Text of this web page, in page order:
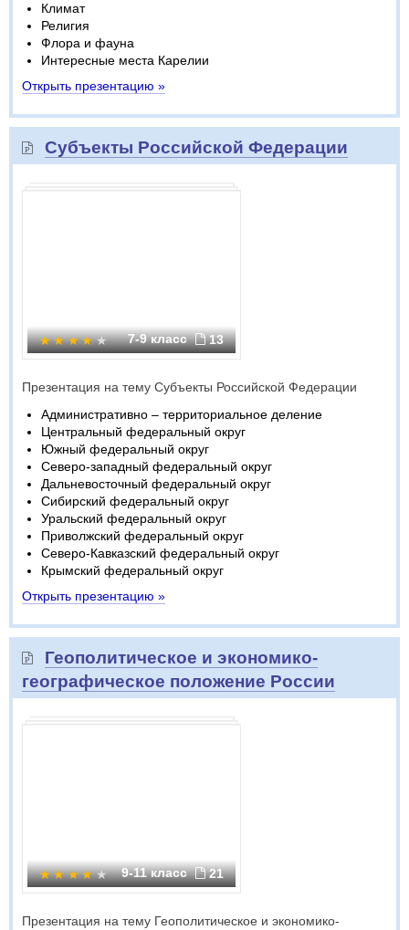
Климат
Религия
Флора и фауна
Интересные места Карелии
Открыть презентацию »
Субъекты Российской Федерации
7-9 класс 13
Презентация на тему Субъекты Российской Федерации
Административно – территориальное деление
Центральный федеральный округ
Южный федеральный округ
Северо-западный федеральный округ
Дальневосточный федеральный округ
Сибирский федеральный округ
Уральский федеральный округ
Приволжский федеральный округ
Северо-Кавказский федеральный округ
Крымский федеральный округ
Открыть презентацию »
Геополитическое и экономико-
географическое положение России
9-11 класс 21
Презентация на тему Геополитическое и экономико-